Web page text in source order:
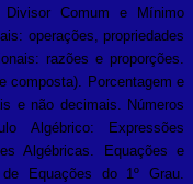
Divisor Comum e Mínimo
operações, propriedades
razões e proporções.
composta). Porcentagem e
e não decimais. Números
Algébrico: Expressões
Algébricas. Equações e
Equações do 1º Grau.